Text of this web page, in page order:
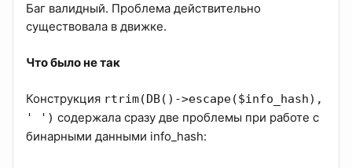
Баг валидный. Проблема действительно
существовала в движке.
Что было не так
Конструкция rtrim(DB()->escape($info_hash),
' ') содержала сразу две проблемы при работе с
бинарными данными info_hash: